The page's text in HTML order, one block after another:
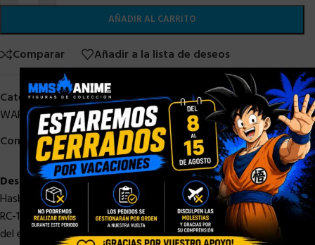
AÑADIR AL CARRITO
Comparar Añadir a la lista de deseos
Categorías:Black Series Star Wars,HASBRO,HASBRO STAR
WARS, HASBRO STOCK,STAR WARS
STOCK/DISPONIBLE
Compartir:
Descripción
Hasbro presenta dentro de su colección Black Series la figura de
RC-1138, alias “Boss”, el comando lider clon de la república y jefe
del escuadrón Delta.
×